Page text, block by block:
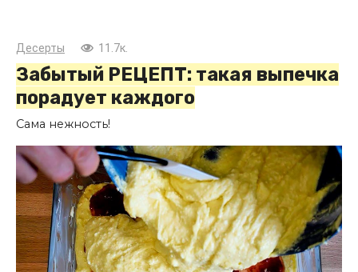
Десерты 11.7к.
Забытый РЕЦЕПТ: такая выпечка
порадует каждого
Сама нежность!